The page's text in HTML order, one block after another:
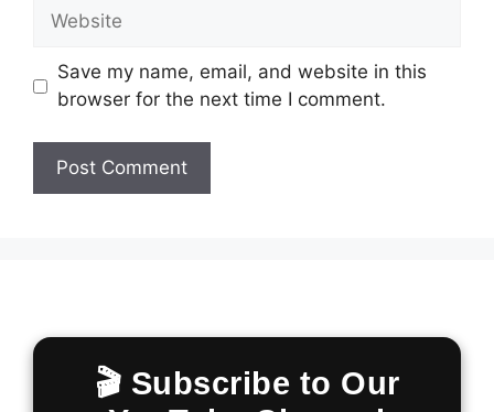
Website
Save my name, email, and website in this
browser for the next time I comment.
🎬 Subscribe to Our